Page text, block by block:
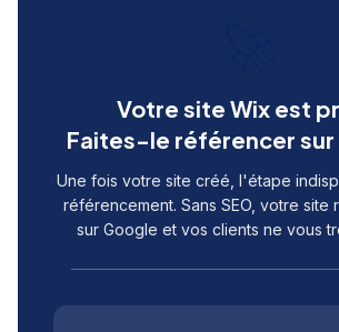
Votre site Wix est
Faites-le référencer sur
Une fois votre site créé, l'étape
référencement. Sans SEO, votre site
sur Google et vos clients ne vous